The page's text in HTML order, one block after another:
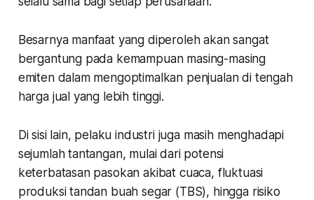
Besarnya manfaat yang diperoleh akan sangat
bergantung pada kemampuan masing-masing
emiten dalam mengoptimalkan penjualan di tengah
harga jual yang lebih tinggi.
Di sisi lain, pelaku industri juga masih menghadapi
sejumlah tantangan, mulai dari potensi
keterbatasan pasokan akibat cuaca, fluktuasi
produksi tandan buah segar (TBS), hingga risiko